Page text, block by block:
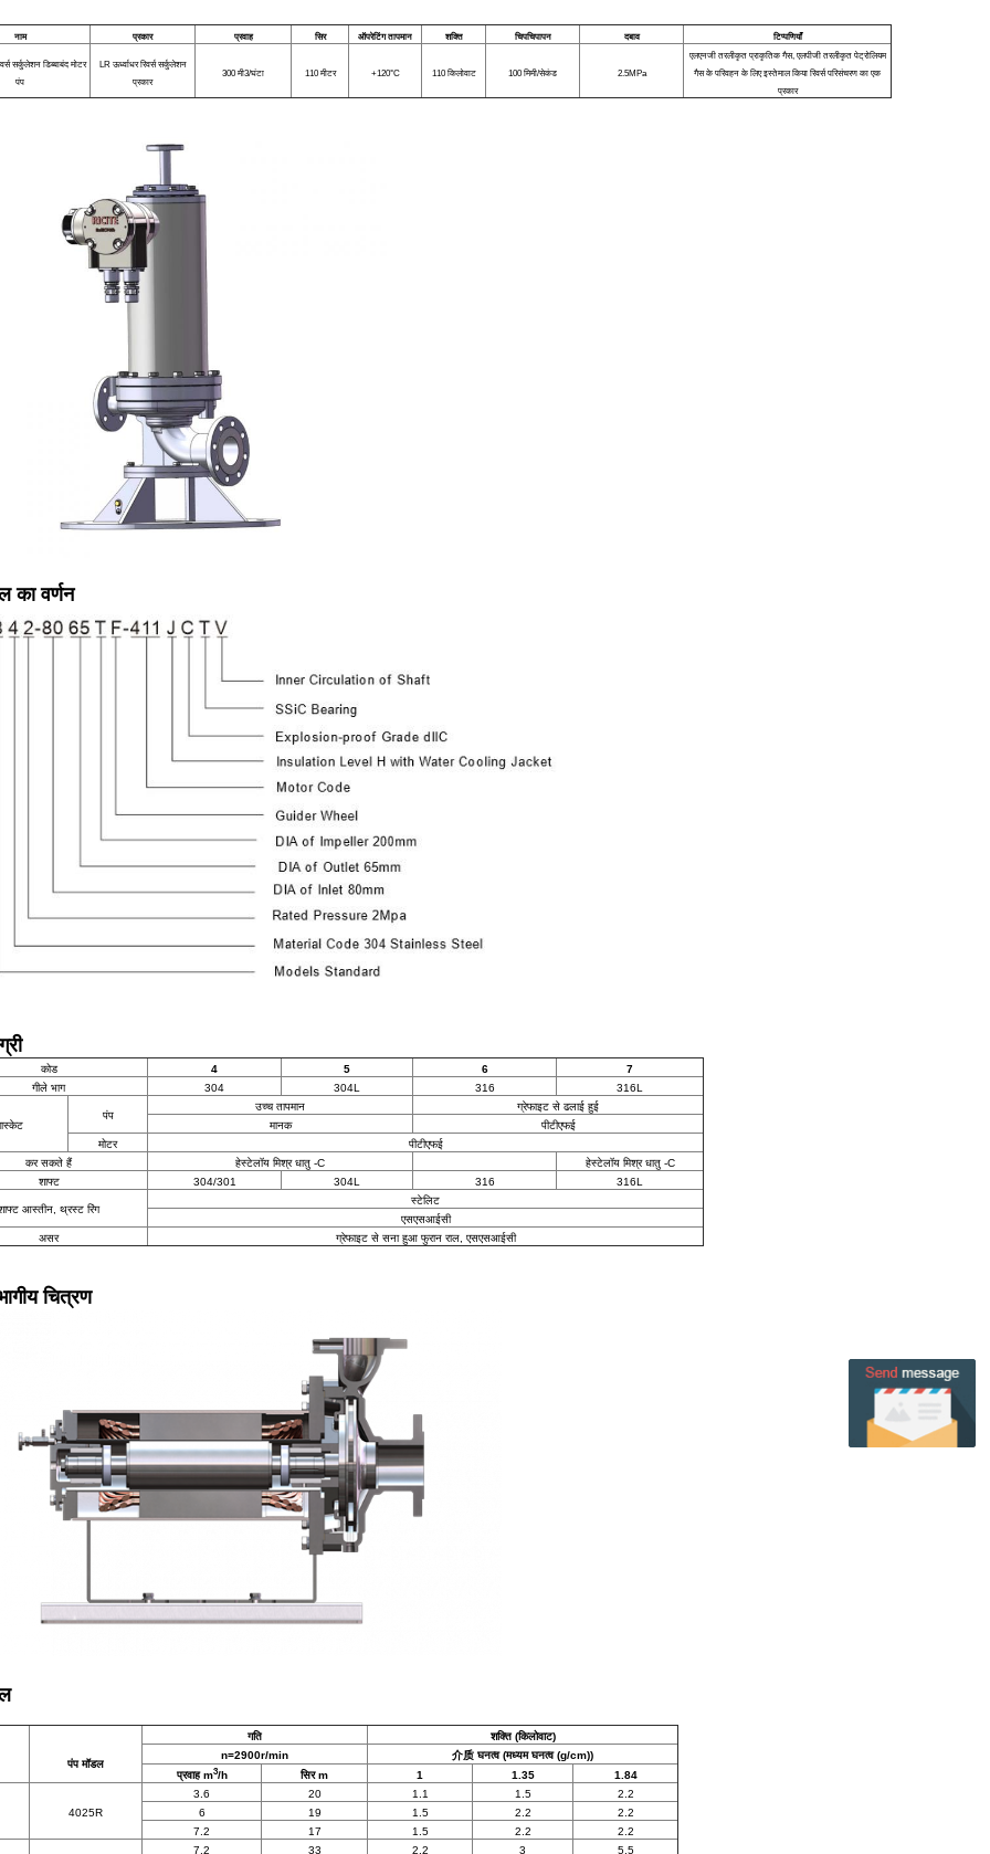
नाम प्रकार प्रवाह सिर ऑपरेटिंग तापमान शक्ति चिपचिपापन दबाव टिप्पणियाँ
सर्कुलेशन डिब्बाबंद मोटर
पंप
LR ऊर्ध्वाधर रिवर्स सर्कुलेशन
प्रकार
300 मी3/घंटा 110 मीटर ️+120°C 110 किलोवाट 100 मिमी/सेकंड 2.5MPa
एलएनजी तरलीकृत प्राकृतिक गैस, एलपीजी तरलीकृत पेट्रोलियम
गैस के परिवहन के लिए इस्तेमाल किया रिवर्स परिसंचरण का एक
प्रकार
का वर्णन
कोड 4 5 6
7
गीले भाग
304 304L 316 316L
पंप
उच्च तापमान
ग्रेफाइट से ढलाई हुई
मानक
पीटीएफई
मोटर
पीटीएफई
कर सकते हैं
हेस्टेलॉय मिश्र धातु -C
हेस्टेलॉय मिश्र धातु -C
शाफ्ट
304/301 304L 316 316L
आस्तीन, थ्रस्ट रिंग
स्टेलिट
एसएसआईसी
असर
ग्रेफाइट से सना हुआ फुरान राल, एसएसआईसी
चित्रण
पंप मॉडल
गति
शक्ति (किलोवाट)
n=2900r/min
介质 घनत्व (मध्यम घनत्व (g/cm))
प्रवाह m3/h सिर m 1 1.35 1.84
4025R
3.6 20 1.1 1.5
2.2
6
19 1.5 2.2
2.2
7.2
17 1.5 2.2
2.2
7.2
33 2.2 3 5.5